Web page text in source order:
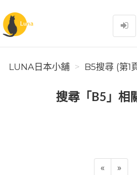
Luna日本小舖
LUNA日本小舖 B5搜尋 (第1
搜尋「B5」相
« »